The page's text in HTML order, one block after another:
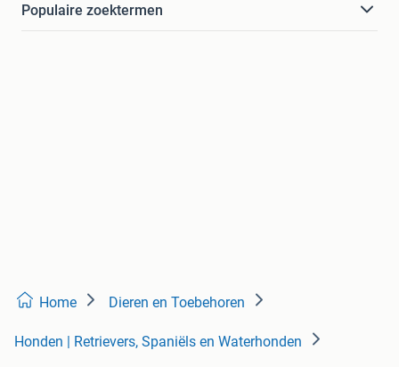
Populaire zoektermen
Home Dieren en Toebehoren
Honden | Retrievers, Spaniëls en Waterhonden